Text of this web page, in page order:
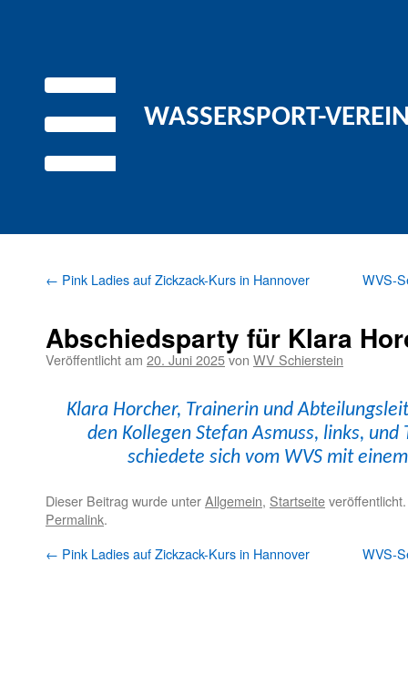
WASSERSPORT-
← Pink Ladies auf Zickzack-Kurs in Hannover WVS-
Abschiedsparty für Klara
Veröffentlicht am 20. Juni 2025von WV Schierstein
Klara Horcher, Trainer­in und
den Kol­le­gen Ste­fan Asmuss, links,
schiedete sich vom WVS mit
Dieser Beitrag wurde unterAllgemein, Startseite
Permalink.
← Pink Ladies auf Zickzack-Kurs in Hannover WVS-